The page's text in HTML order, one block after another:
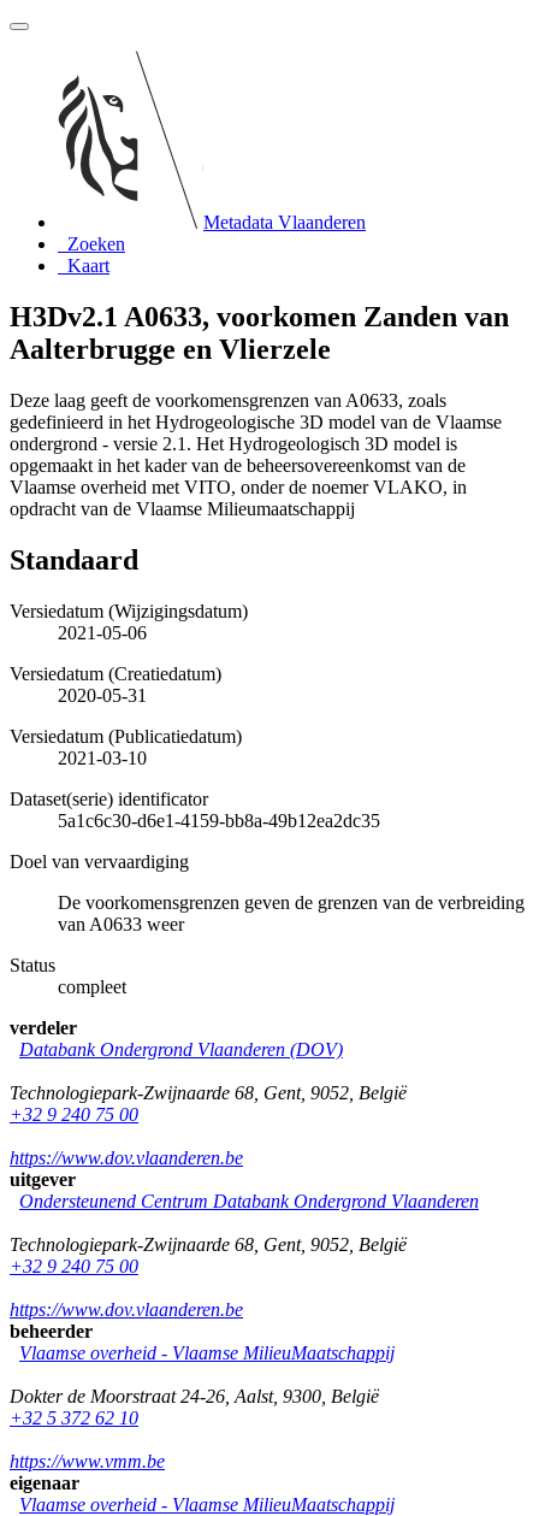
Metadata Vlaanderen
Zoeken
Kaart
H3Dv2.1 A0633, voorkomen Zanden van
Aalterbrugge en Vlierzele
Deze laag geeft de voorkomensgrenzen van A0633, zoals
gedefinieerd in het Hydrogeologische 3D model van de Vlaamse
ondergrond - versie 2.1. Het Hydrogeologisch 3D model is
opgemaakt in het kader van de beheersovereenkomst van de
Vlaamse overheid met VITO, onder de noemer VLAKO, in
opdracht van de Vlaamse Milieumaatschappij
Standaard
Versiedatum (Wijzigingsdatum)
2021-05-06
Versiedatum (Creatiedatum)
2020-05-31
Versiedatum (Publicatiedatum)
2021-03-10
Dataset(serie) identificator
5a1c6c30-d6e1-4159-bb8a-49b12ea2dc35
Doel van vervaardiging
De voorkomensgrenzen geven de grenzen van de verbreiding
van A0633 weer
Status
compleet
verdeler
Databank Ondergrond Vlaanderen (DOV)
Technologiepark-Zwijnaarde 68 Gent, 9052 België
+32 9 240 75 00
https://www.dov.vlaanderen.be
uitgever
Ondersteunend Centrum Databank Ondergrond Vlaanderen
Technologiepark-Zwijnaarde 68 Gent, 9052 België
+32 9 240 75 00
https://www.dov.vlaanderen.be
beheerder
Vlaamse overheid - Vlaamse MilieuMaatschappij
Dokter de Moorstraat 24-26 Aalst, 9300 België
+32 5 372 62 10
https://www.vmm.be
eigenaar
Vlaamse overheid - Vlaamse MilieuMaatschappij